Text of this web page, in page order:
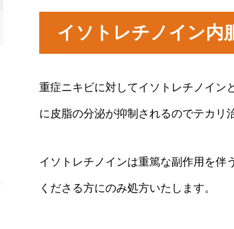
イソトレチノイン内
重症ニキビに対してイソトレチノイン
に皮脂の分泌が抑制されるのでテカリ
イソトレチノインは重篤な副作用を伴
くださる方にのみ処方いたします。